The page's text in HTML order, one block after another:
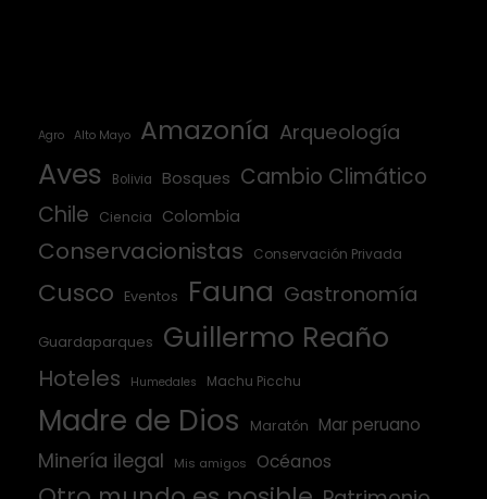
Agro Alto Mayo Amazonía Arqueología
Aves Bolivia Bosques Cambio Climático
Chile
Ciencia Colombia
Conservacionistas Conservación Privada
Cusco Eventos Fauna Gastronomía
Guardaparques Guillermo Reaño
Hoteles Humedales Machu Picchu
Madre de Dios Maratón Mar peruano
Minería ilegal Mis amigos Océanos